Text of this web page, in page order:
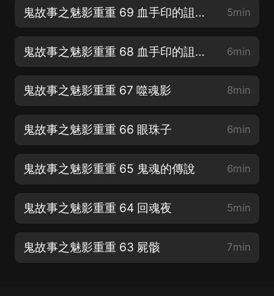
鬼故事之魅影重重 69 血手印的詛咒（下） 5min
鬼故事之魅影重重 68 血手印的詛咒（上） 6min
鬼故事之魅影重重 67 噬魂影 8min
鬼故事之魅影重重 66 眼珠子 6min
鬼故事之魅影重重 65 鬼魂的傳說 6min
鬼故事之魅影重重 64 回魂夜 5min
鬼故事之魅影重重 63 屍骸 7min